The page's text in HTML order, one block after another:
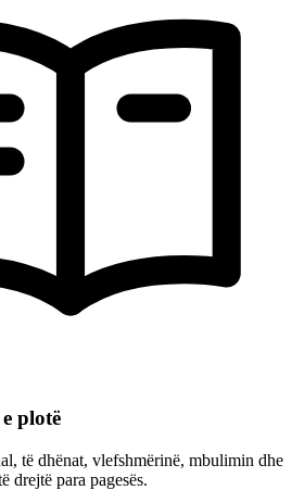
plotë
të dhënat, vlefshmërinë, mbulimin dhe
drejtë para pagesës.